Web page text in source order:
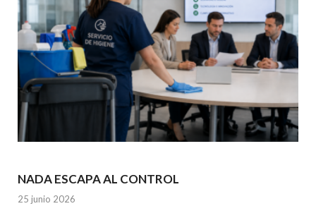
NADA ESCAPA AL CONTROL
25 junio 2026